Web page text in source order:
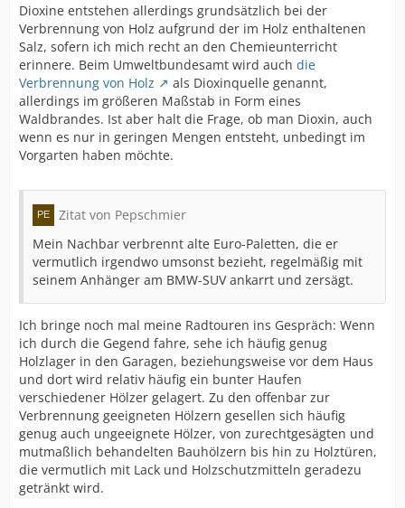
Dioxine entstehen allerdings grundsätzlich bei der
Verbrennung von Holz aufgrund der im Holz enthaltenen
Salz, sofern ich mich recht an den Chemieunterricht
erinnere. Beim Umweltbundesamt wird auch die
Verbrennung von Holz
als Dioxinquelle genannt,
allerdings im größeren Maßstab in Form eines
Waldbrandes. Ist aber halt die Frage, ob man Dioxin, auch
wenn es nur in geringen Mengen entsteht, unbedingt im
Vorgarten haben möchte.
Zitat von Pepschmier
Mein Nachbar verbrennt alte Euro-Paletten, die er
vermutlich irgendwo umsonst bezieht, regelmäßig mit
seinem Anhänger am BMW-SUV ankarrt und zersägt.
Ich bringe noch mal meine Radtouren ins Gespräch: Wenn
ich durch die Gegend fahre, sehe ich häufig genug
Holzlager in den Garagen, beziehungsweise vor dem Haus
und dort wird relativ häufig ein bunter Haufen
verschiedener Hölzer gelagert. Zu den offenbar zur
Verbrennung geeigneten Hölzern gesellen sich häufig
genug auch ungeeignete Hölzer, von zurechtgesägten und
mutmaßlich behandelten Bauhölzern bis hin zu Holztüren,
die vermutlich mit Lack und Holzschutzmitteln geradezu
getränkt wird.